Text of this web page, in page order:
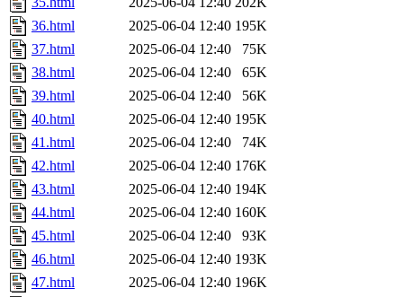
36.html
2025-06-04 12:40 195K
37.html
2025-06-04 12:40
75K
38.html
2025-06-04 12:40
65K
39.html
2025-06-04 12:40
56K
40.html
2025-06-04 12:40 195K
41.html
2025-06-04 12:40
74K
42.html
2025-06-04 12:40 176K
43.html
2025-06-04 12:40 194K
44.html
2025-06-04 12:40 160K
45.html
2025-06-04 12:40
93K
46.html
2025-06-04 12:40 193K
47.html
2025-06-04 12:40 196K